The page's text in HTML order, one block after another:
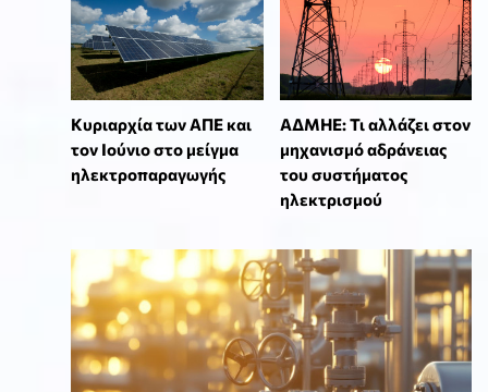
Κυριαρχία των ΑΠΕ και
τον Ιούνιο στο μείγμα
ηλεκτροπαραγωγής
ΑΔΜΗΕ: Τι αλλάζει στον
μηχανισμό αδράνειας
του συστήματος
ηλεκτρισμού